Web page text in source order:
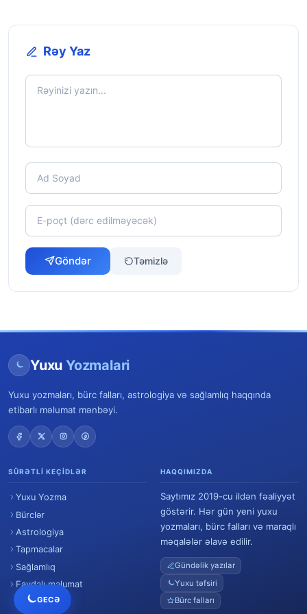
GECƏ
Rəy Yaz
Göndər Təmizlə
Yuxu Yozmalari
Yuxu yozmaları, bürc falları, astrologiya və sağlamlıq haqqında
etibarlı məlumat mənbəyi.
SÜRƏTLI KEÇIDLƏR
Yuxu Yozma
Bürclər
Astrologiya
Tapmacalar
Sağlamlıq
Faydalı məlumat
HAQQIMIZDA
Saytımız 2019-cu ildən fəaliyyət
göstərir. Hər gün yeni yuxu
yozmaları, bürc falları və maraqlı
məqalələr əlavə edilir.
Gündəlik yazılar
Yuxu təfsiri
Bürc falları